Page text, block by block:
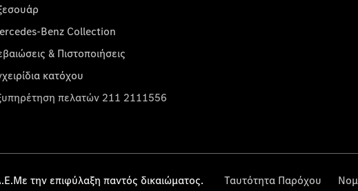
Benz Collection
& Πιστοποιήσεις
κατόχου
πελατών 211 2111556
την επιφύλαξη παντός δικαιώματος. Ταυτότητα Παρόχου